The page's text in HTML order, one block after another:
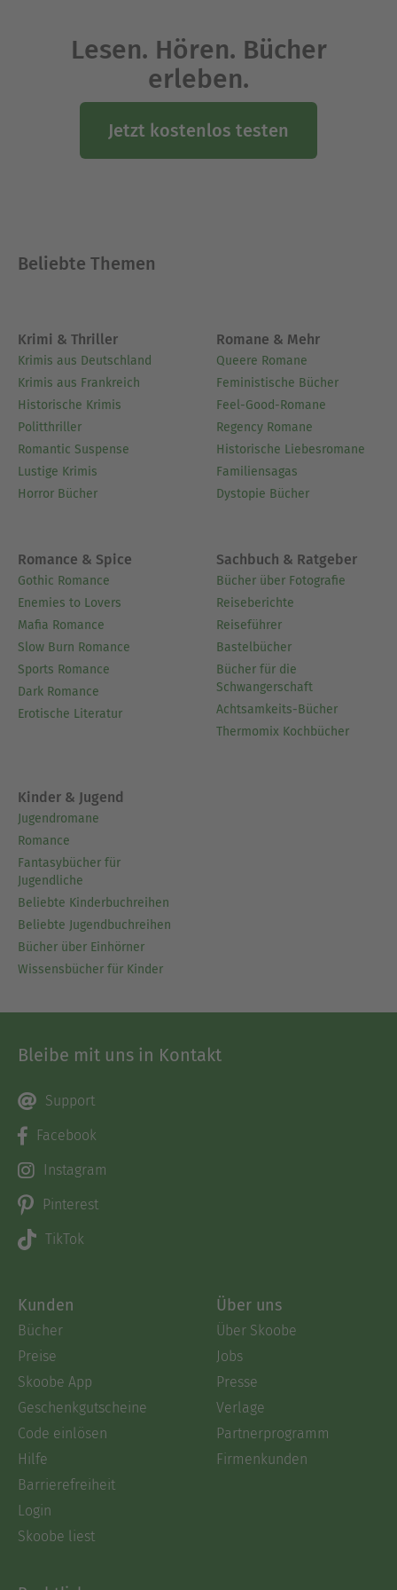
Lesen. Hören. Bücher
erleben.
Jetzt kostenlos testen
Beliebte Themen
Krimi & Thriller
Krimis aus Deutschland
Krimis aus Frankreich
Historische Krimis
Politthriller
Romantic Suspense
Lustige Krimis
Horror Bücher
Romane & Mehr
Queere Romane
Feministische Bücher
Feel-Good-Romane
Regency Romane
Historische Liebesromane
Familiensagas
Dystopie Bücher
Romance & Spice
Gothic Romance
Enemies to Lovers
Mafia Romance
Slow Burn Romance
Sports Romance
Dark Romance
Erotische Literatur
Sachbuch & Ratgeber
Bücher über Fotografie
Reiseberichte
Reiseführer
Bastelbücher
Bücher für die
Schwangerschaft
Achtsamkeits-Bücher
Thermomix Kochbücher
Kinder & Jugend
Jugendromane
Romance
Fantasybücher für
Jugendliche
Beliebte Kinderbuchreihen
Beliebte Jugendbuchreihen
Bücher über Einhörner
Wissensbücher für Kinder
Bleibe mit uns in Kontakt
Support
Facebook
Instagram
Pinterest
TikTok
Kunden
Bücher
Preise
Skoobe App
Geschenkgutscheine
Code einlösen
Hilfe
Barrierefreiheit
Login
Skoobe liest
Über uns
Über Skoobe
Jobs
Presse
Verlage
Partnerprogramm
Firmenkunden